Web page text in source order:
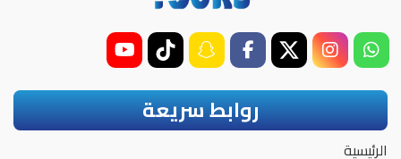
روابط سريعة
الرئيسية